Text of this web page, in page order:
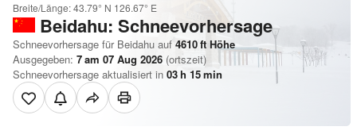
Breite/Länge:43.79° N 126.67° E
Beidahu: Schneevorhersage
Schneevorhersage für Beidahu auf 4610ft Höhe
Ausgegeben: 7 am 07 Aug 2026 (ortszeit)
Schneevorhersage aktualisiert in 03h 15min